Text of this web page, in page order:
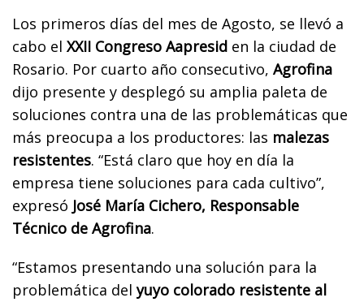
Los primeros días del mes de Agosto, se llevó a
cabo el XXII Congreso Aapresid en la ciudad de
Rosario. Por cuarto año consecutivo, Agrofina
dijo presente y desplegó su amplia paleta de
soluciones contra una de las problemáticas que
más preocupa a los productores: las malezas
resistentes. “Está claro que hoy en día la
empresa tiene soluciones para cada cultivo”,
expresó José María Cichero, Responsable
Técnico de Agrofina.
“Estamos presentando una solución para la
problemática delyuyo colorado resistente al